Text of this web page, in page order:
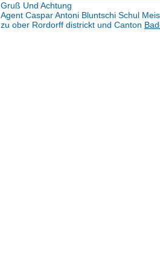
Gruß Und Achtung
Agent Caspar Antoni Bluntschi Schul
zu ober Rordorff districkt und Canton